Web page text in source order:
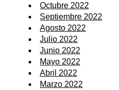
Octubre 2022
Septiembre 2022
Agosto 2022
Julio 2022
Junio 2022
Mayo 2022
Abril 2022
Marzo 2022